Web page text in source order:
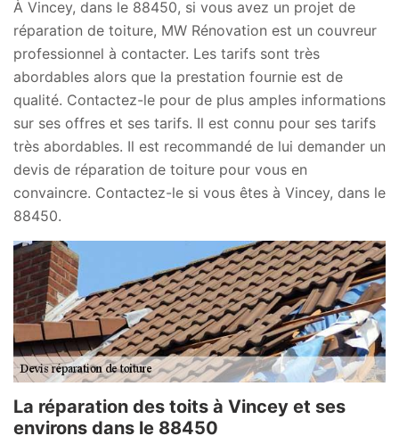
À Vincey, dans le 88450, si vous avez un projet de
réparation de toiture, MW Rénovation est un couvreur
professionnel à contacter. Les tarifs sont très
abordables alors que la prestation fournie est de
qualité. Contactez-le pour de plus amples informations
sur ses offres et ses tarifs. Il est connu pour ses tarifs
très abordables. Il est recommandé de lui demander un
devis de réparation de toiture pour vous en
convaincre. Contactez-le si vous êtes à Vincey, dans le
88450.
La réparation des toits à Vincey et ses
environs dans le 88450